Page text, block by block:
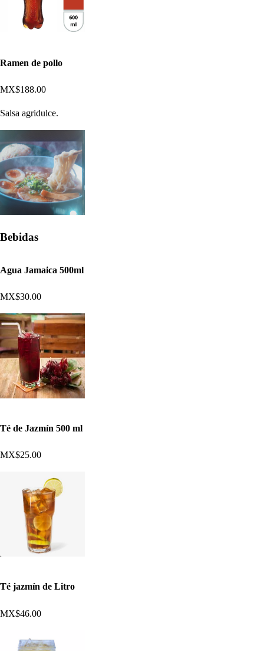
Ramen de pollo
MX$188.00
Salsa agridulce.
Bebidas
Agua Jamaica 500ml
MX$30.00
Té de Jazmín 500 ml
MX$25.00
Té jazmín de Litro
MX$46.00